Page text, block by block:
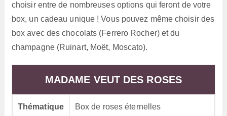
choisir entre de nombreuses options qui feront de votre
box, un cadeau unique ! Vous pouvez même choisir des
box avec des chocolats (Ferrero Rocher) et du
champagne (Ruinart, Moët, Moscato).
MADAME VEUT DES ROSES
Thématique
Box de roses éternelles